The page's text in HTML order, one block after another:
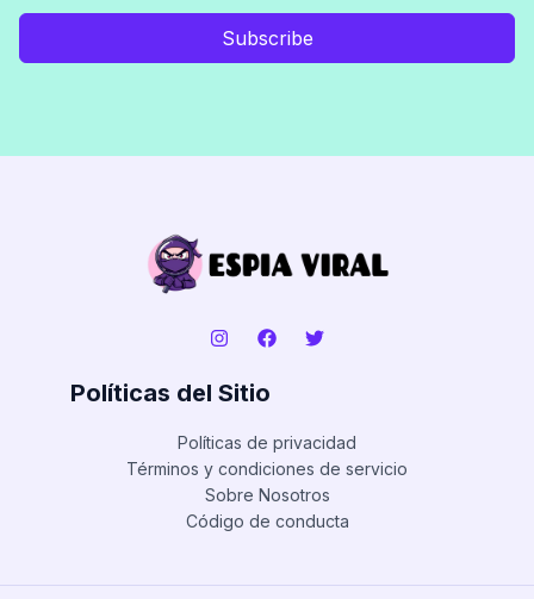
Subscribe
Políticas del Sitio
Políticas de privacidad
Términos y condiciones de servicio
Sobre Nosotros
Código de conducta